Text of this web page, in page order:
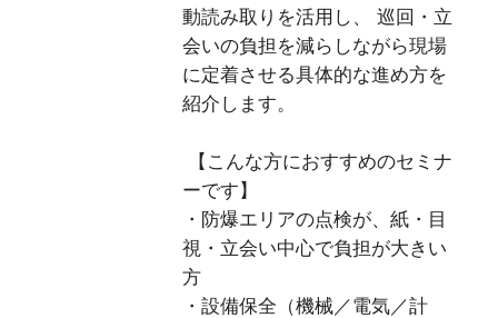
動読み取りを活用し、 巡回・立
会いの負担を減らしながら現場
に定着させる具体的な進め方を
紹介します。
【こんな方におすすめのセミナ
ーです】
・防爆エリアの点検が、紙・目
視・立会い中心で負担が大きい
方
・設備保全（機械／電気／計